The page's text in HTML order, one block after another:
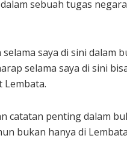
sebuah tugas
saya di sini dalam
selama saya di sini
Lembata.
catatan penting dalam
bukan hanya di